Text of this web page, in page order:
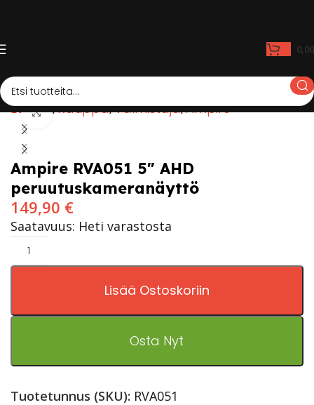
Etusivu Kauppa Valmistaja Ampire
Click to enlarge
Ampire RVA051 5″ AHD
peruutuskameranäyttö
149,90 €
Saatavuus: Heti varastosta
Lisää Ostoskoriin
Osta Nyt
Tuotetunnus (SKU): RVA051